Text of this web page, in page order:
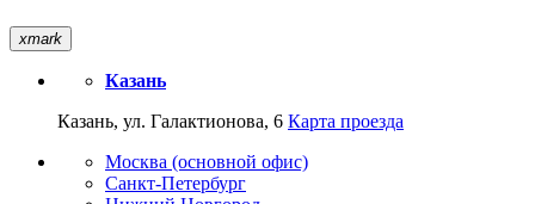
xmark
Казань
Казань, ул. Галактионова, 6 Карта проезда
Москва (основной офис)
Санкт-Петербург